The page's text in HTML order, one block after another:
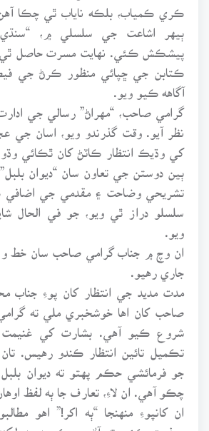
ڪري ڪمياب، بلڪه ناياب ٿي چڪا
ٻيهر اشاعت جي سلسلي ۾، “سنڌي
پيشڪش ڪئي. نهايت مسرت حاصل ٿي،
ڪتابن جي ڇپائي منظور ڪرڻ جي
آگاهه ڪيو ويو.
گرامي صاحب، “مهراڻ” رسالي جي
نظر آيو. وقت گذرندو ويو، اسان جي
کي وڌيڪ انتظار ڪاٽڻ کان ٿڪائي
ٻين دوستن جي تعاون سان “ديوان
تشريحي وضاحت ۽ مقدمي جي
سلسلو دراز ٿي ويو، جو في الحال
ان وچ ۾ جناب گرامي صاحب سان خط و
جاري رهيو.
مدت مديد جي انتظار کان پوءِ جناب
صاحب کان اها خوشخبري ملي ته
شروع ڪيو آهي. بشارت کي
تڪميل تائين انتظار ڪندو رهيس.
جو فرمائشي حڪم پهتو ته ديوان
چڪو آهي. ان لاءِ، تعارف جا ٻه لفظ
ان کانپوءِ منهنجا “ٻه اکر!” اهو
معذرت ڪئي ته آءٌ جو ڪجهه به